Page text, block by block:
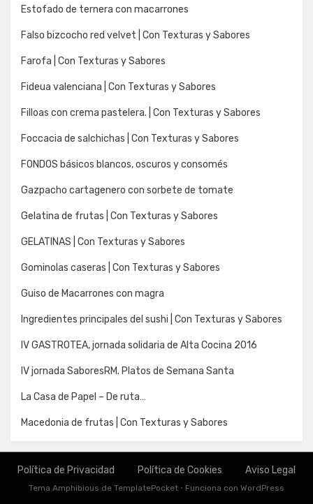
Estofado de ternera con macarrones
Falso bizcocho red velvet | Con Texturas y Sabores
Farofa | Con Texturas y Sabores
Fideua valenciana | Con Texturas y Sabores
Filloas con crema pastelera. | Con Texturas y Sabores
Foccacia de salchichas | Con Texturas y Sabores
FONDOS básicos blancos, oscuros y consomés
Gazpacho cartagenero con sorbete de tomate
Gelatina de frutas | Con Texturas y Sabores
GELATINAS | Con Texturas y Sabores
Gominolas caseras | Con Texturas y Sabores
Guiso de Macarrones con magra
Ingredientes principales del sushi | Con Texturas y Sabores
IV GASTROTEA, jornada solidaria de Alta Cocina 2016
IV jornada SaboresRM. Platos de Semana Santa
La Casa de Papel – De ruta…
Macedonia de frutas | Con Texturas y Sabores
Política de Privacidad Política de Cookies Aviso Legal
Tema Amphibious de TemplatePocket ⋅ Funciona con WordPress